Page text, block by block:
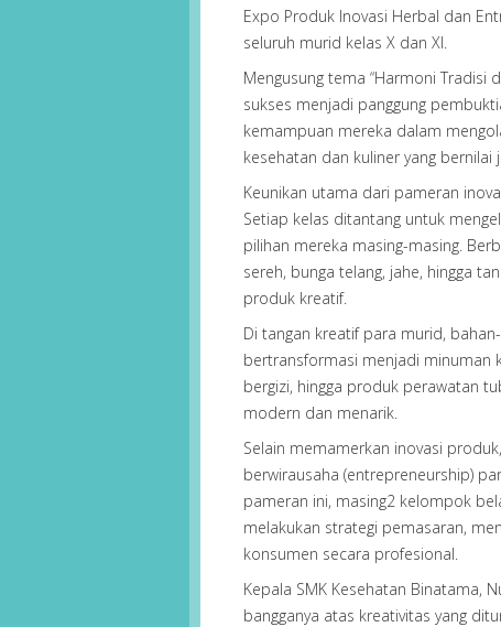
Expo Produk Inovasi Herbal dan
seluruh murid kelas X dan XI.
Mengusung tema “Harmoni Tradisi
sukses menjadi panggung
kemampuan mereka dalam
kesehatan dan kuliner yang bernilai
Keunikan utama dari pameran
Setiap kelas ditantang untuk
pilihan mereka masing-masing.
sereh, bunga telang, jahe, hingga
produk kreatif.
Di tangan kreatif para murid,
bertransformasi menjadi minuman
bergizi, hingga produk perawatan
modern dan menarik.
Selain memamerkan inovasi
berwirausaha (entrepreneurship)
pameran ini, masing2 kelompok
melakukan strategi pemasaran,
konsumen secara profesional.
Kepala SMK Kesehatan Binatama,
bangganya atas kreativitas yang